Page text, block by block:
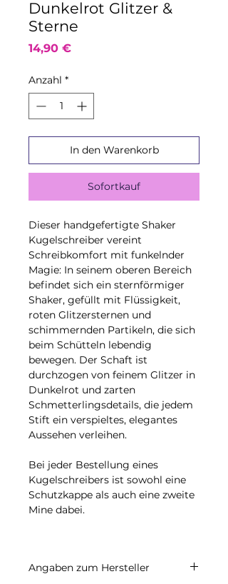
Dunkelrot Glitzer &
Sterne
14,90 €Preis
Anzahl *
In den Warenkorb
Sofortkauf
Dieser handgefertigte Shaker
Kugelschreiber vereint
Schreibkomfort mit funkelnder
Magie: In seinem oberen Bereich
befindet sich ein sternförmiger
Shaker, gefüllt mit Flüssigkeit,
roten Glitzersternen und
schimmernden Partikeln, die sich
beim Schütteln lebendig
bewegen. Der Schaft ist
durchzogen von feinem Glitzer in
Dunkelrot und zarten
Schmetterlingsdetails, die jedem
Stift ein verspieltes, elegantes
Aussehen verleihen.
Bei jeder Bestellung eines
Kugelschreibers ist sowohl eine
Schutzkappe als auch eine zweite
Mine dabei.
Angaben zum Hersteller